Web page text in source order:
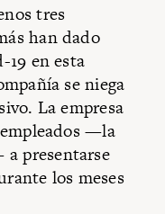
tres
han dado
19 en esta
se niega
La empresa
—la
presentarse
los meses